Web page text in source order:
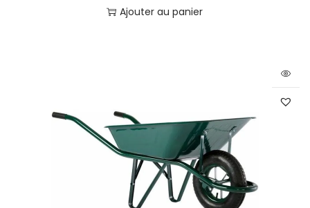
Ajouter au panier